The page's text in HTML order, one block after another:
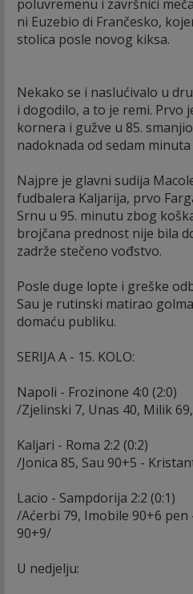
poluvremenu i završnici
ni Euzebio di Frančesko,
stolica posle novog kiksa.
Nekako se i naslućivalo u
i dogodilo, a to je remi. Prvo
kornera i gužve u 85.
nadoknada od sedam
Najpre je glavni sudija
fudbalera Kaljarija, prvo
Srnu u 95. minutu zbog
brojčana prednost nije bila
zadrže stečeno vođstvo.
Posle duge lopte i greške
Sau je rutinski matirao
domaću publiku.
SERIJA A - 15. KOLO:
Napoli - Frozinone 4:0 (2:0)
/Zjelinski 7, Unas 40, Milik
Kaljari - Roma 2:2 (0:2)
/Jonica 85, Sau 90+5 -
Lacio - Sampdorija 2:2 (0:1)
/Aćerbi 79, Imobile 90+6 pen
90+9/
U nedjelju: